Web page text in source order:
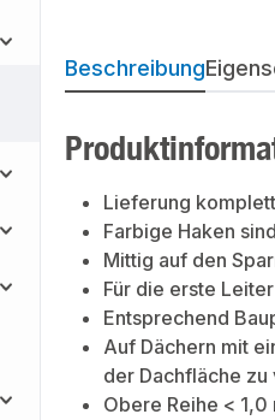
Beschreibung
Lieferung
Farbige Haken
Mittig auf den
Für die erste
Entsprechend
Auf Dächern mit
der Dachfläche zu
Obere Reihe <